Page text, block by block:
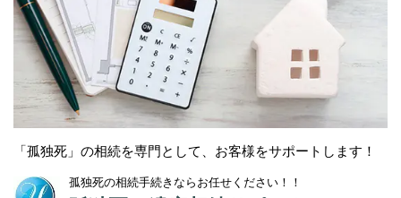
「孤独死」の相続を専門として、お客様をサポートします！
孤独死の相続手続きならお任せください！！